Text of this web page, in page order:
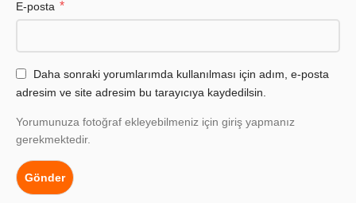
E-posta *
Daha sonraki yorumlarımda kullanılması için adım, e-posta
adresim ve site adresim bu tarayıcıya kaydedilsin.
Yorumunuza fotoğraf ekleyebilmeniz için giriş yapmanız
gerekmektedir.